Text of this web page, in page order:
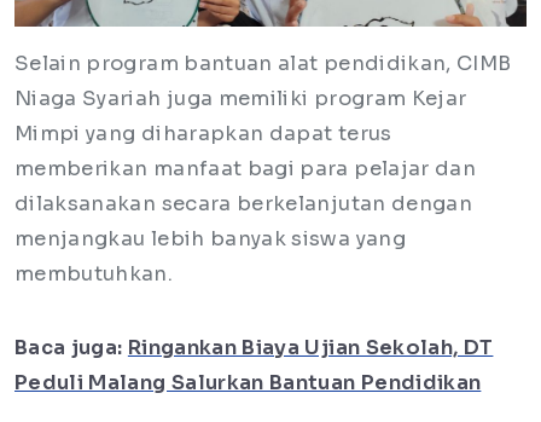
Selain program bantuan alat pendidikan, CIMB
Niaga Syariah juga memiliki program Kejar
Mimpi yang diharapkan dapat terus
memberikan manfaat bagi para pelajar dan
dilaksanakan secara berkelanjutan dengan
menjangkau lebih banyak siswa yang
membutuhkan.
Baca juga: Ringankan Biaya Ujian Sekolah, DT
Peduli Malang Salurkan Bantuan Pendidikan